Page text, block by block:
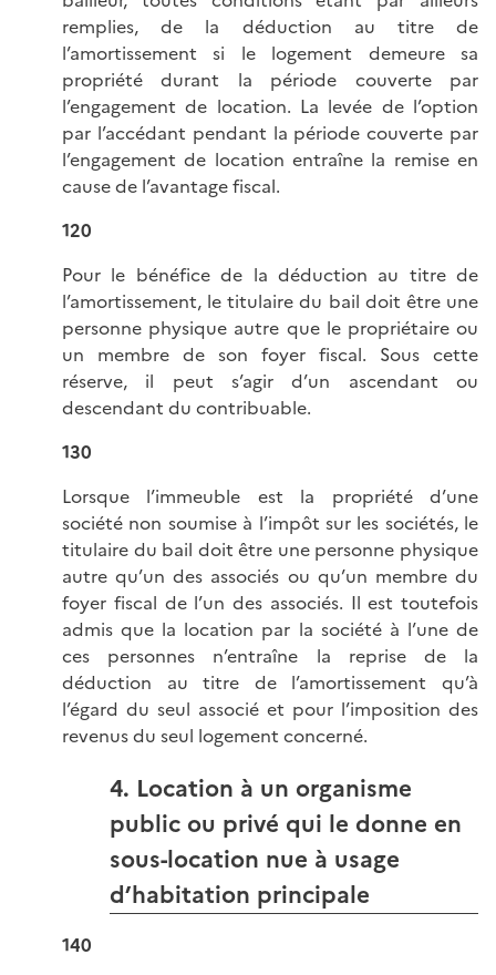
remplies, de la déduction au titre de
l’amortissement si le logement demeure sa
propriété durant la période couverte par
l’engagement de location. La levée de l’option
par l’accédant pendant la période couverte par
l’engagement de location entraîne la remise en
cause de l’avantage fiscal.
120
Pour le bénéfice de la déduction au titre de
l’amortissement, le titulaire du bail doit être une
personne physique autre que le propriétaire ou
un membre de son foyer fiscal. Sous cette
réserve, il peut s’agir d’un ascendant ou
descendant du contribuable.
130
Lorsque l’immeuble est la propriété d’une
société non soumise à l’impôt sur les sociétés, le
titulaire du bail doit être une personne physique
autre qu’un des associés ou qu’un membre du
foyer fiscal de l’un des associés. Il est toutefois
admis que la location par la société à l’une de
ces personnes n’entraîne la reprise de la
déduction au titre de l’amortissement qu’à
l’égard du seul associé et pour l’imposition des
revenus du seul logement concerné.
4. Location à un organisme
public ou privé qui le donne en
sous-location nue à usage
d’habitation principale
140